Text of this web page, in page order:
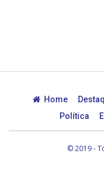
Home
Política
© 2019 -